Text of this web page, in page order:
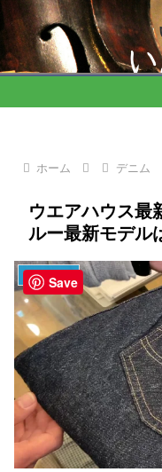
ホーム デニム
ウエアハウス
ルー最新モデル
ウエアハウス
Save